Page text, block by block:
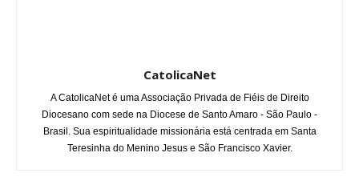
CatolicaNet
A CatolicaNet é uma Associação Privada de Fiéis de Direito
Diocesano com sede na Diocese de Santo Amaro - São Paulo -
Brasil. Sua espiritualidade missionária está centrada em Santa
Teresinha do Menino Jesus e São Francisco Xavier.